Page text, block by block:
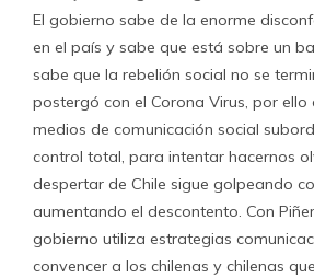
El gobierno sabe de la enorme
en el país y sabe que está sobre un
sabe que la rebelión social no se
postergó con el Corona Virus, por ello
medios de comunicación social
control total, para intentar hacernos
despertar de Chile sigue golpeando
aumentando el descontento. Con
gobierno utiliza estrategias
convencer a los chilenas y chilenas